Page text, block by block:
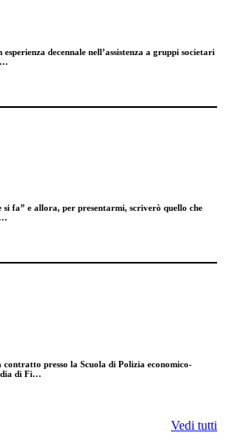
decennale nell’assistenza a gruppi societari
si fa” e allora, per presentarmi, scriverò quello che
contratto presso la Scuola di Polizia economico-
di Fi…
Vedi tutti